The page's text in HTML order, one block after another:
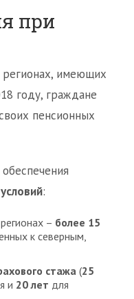
при
имеющих
году, граждане
пенсионных
условий:
– более 15
к северным,
стажа(25
и 20 лет для